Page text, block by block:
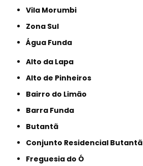
Vila Morumbi
Zona Sul
Água Funda
Alto da Lapa
Alto de Pinheiros
Bairro do Limão
Barra Funda
Butantã
Conjunto Residencial Butantã
Freguesia do Ó